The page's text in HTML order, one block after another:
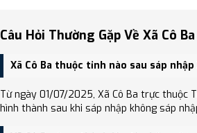
Câu Hỏi Thường Gặp Về Xã Cô
Xã Cô Ba thuộc tỉnh nào sau sáp nhập
Từ ngày 01/07/2025, Xã Cô Ba trực thuộc
hình thành sau khi sáp nhập không sáp